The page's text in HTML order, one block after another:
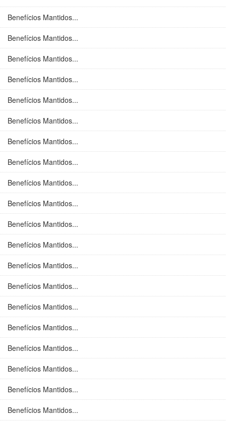
Benefícios Mantidos...
Benefícios Mantidos...
Benefícios Mantidos...
Benefícios Mantidos...
Benefícios Mantidos...
Benefícios Mantidos...
Benefícios Mantidos...
Benefícios Mantidos...
Benefícios Mantidos...
Benefícios Mantidos...
Benefícios Mantidos...
Benefícios Mantidos...
Benefícios Mantidos...
Benefícios Mantidos...
Benefícios Mantidos...
Benefícios Mantidos...
Benefícios Mantidos...
Benefícios Mantidos...
Benefícios Mantidos...
Benefícios Mantidos...